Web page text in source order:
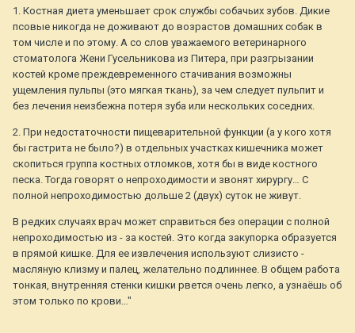
1. Костная диета уменьшает срок службы собачьих зубов. Дикие
псовые никогда не доживают до возрастов домашних собак в
том числе и по этому. А со слов уважаемого ветеринарного
стоматолога Жени Гусельникова из Питера, при разгрызании
костей кроме преждевременного стачивания возможны
ущемления пульпы (это мягкая ткань), за чем следует пульпит и
без лечения неизбежна потеря зуба или нескольких соседних.
2. При недостаточности пищеварительной функции (а у кого хотя
бы гастрита не было?) в отдельных участках кишечника может
скопиться группа костных отломков, хотя бы в виде костного
песка. Тогда говорят о непроходимости и звонят хирургу… С
полной непроходимостью дольше 2 (двух) суток не живут.
В редких случаях врач может справиться без операции с полной
непроходимостью из - за костей. Это когда закупорка образуется
в прямой кишке. Для ее извлечения используют слизисто -
масляную клизму и палец, желательно подлиннее. В общем работа
тонкая, внутренняя стенки кишки рвется очень легко, а узнаёшь об
этом только по крови…"